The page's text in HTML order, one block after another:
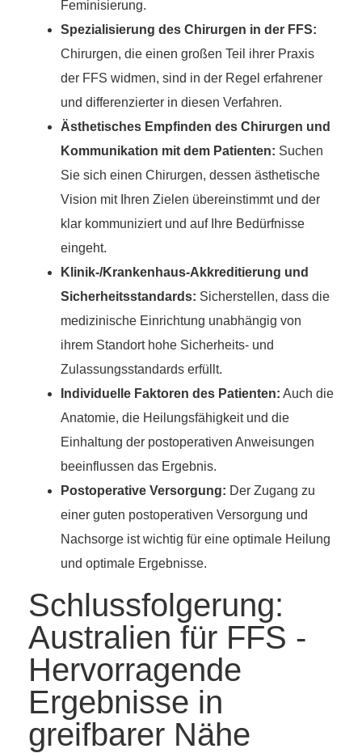
Feminisierung.
Spezialisierung des Chirurgen in der FFS:
Chirurgen, die einen großen Teil ihrer Praxis
der FFS widmen, sind in der Regel erfahrener
und differenzierter in diesen Verfahren.
Ästhetisches Empfinden des Chirurgen und
Kommunikation mit dem Patienten: Suchen
Sie sich einen Chirurgen, dessen ästhetische
Vision mit Ihren Zielen übereinstimmt und der
klar kommuniziert und auf Ihre Bedürfnisse
eingeht.
Klinik-/Krankenhaus-Akkreditierung und
Sicherheitsstandards: Sicherstellen, dass die
medizinische Einrichtung unabhängig von
ihrem Standort hohe Sicherheits- und
Zulassungsstandards erfüllt.
Individuelle Faktoren des Patienten: Auch die
Anatomie, die Heilungsfähigkeit und die
Einhaltung der postoperativen Anweisungen
beeinflussen das Ergebnis.
Postoperative Versorgung: Der Zugang zu
einer guten postoperativen Versorgung und
Nachsorge ist wichtig für eine optimale Heilung
und optimale Ergebnisse.
Schlussfolgerung:
Australien für FFS -
Hervorragende
Ergebnisse in
greifbarer Nähe